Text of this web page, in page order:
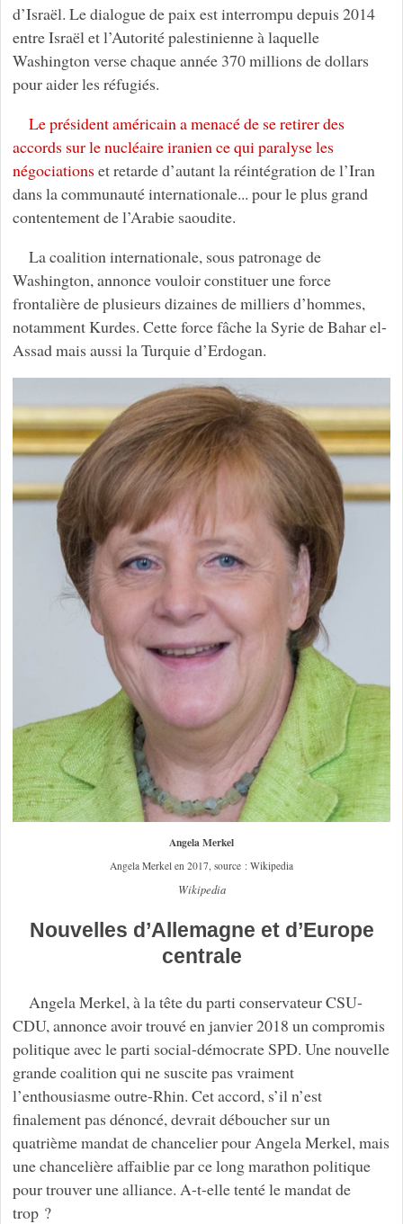
d’Israël. Le dialogue de paix est interrompu depuis 2014
entre Israël et l’Autorité palestinienne à laquelle
Washington verse chaque année 370 millions de dollars
pour aider les réfugiés.
Le président américain a menacé de se retirer des
accords sur le nucléaire iranien ce qui paralyse les
négociationset retarde d’autant la réintégration de l’Iran
dans la communauté internationale... pour le plus grand
contentement de l’Arabie saoudite.
La coalition internationale, sous patronage de
Washington, annonce vouloir constituer une force
frontalière de plusieurs dizaines de milliers d’hommes,
notamment Kurdes. Cette force fâche la Syrie de Bahar el-
Assad mais aussi la Turquie d’Erdogan.
Angela Merkel
Angela Merkel en 2017, source : Wikipedia
Wikipedia
Nouvelles d’Allemagne et d’Europe
centrale
Angela Merkel, à la tête du parti conservateur CSU-
CDU, annonce avoir trouvé en janvier 2018 un compromis
politique avec le parti social-démocrate SPD. Une nouvelle
grande coalition qui ne suscite pas vraiment
l’enthousiasme outre-Rhin. Cet accord, s’il n’est
finalement pas dénoncé, devrait déboucher sur un
quatrième mandat de chancelier pour Angela Merkel, mais
une chancelière affaiblie par ce long marathon politique
pour trouver une alliance. A-t-elle tenté le mandat de
trop ?